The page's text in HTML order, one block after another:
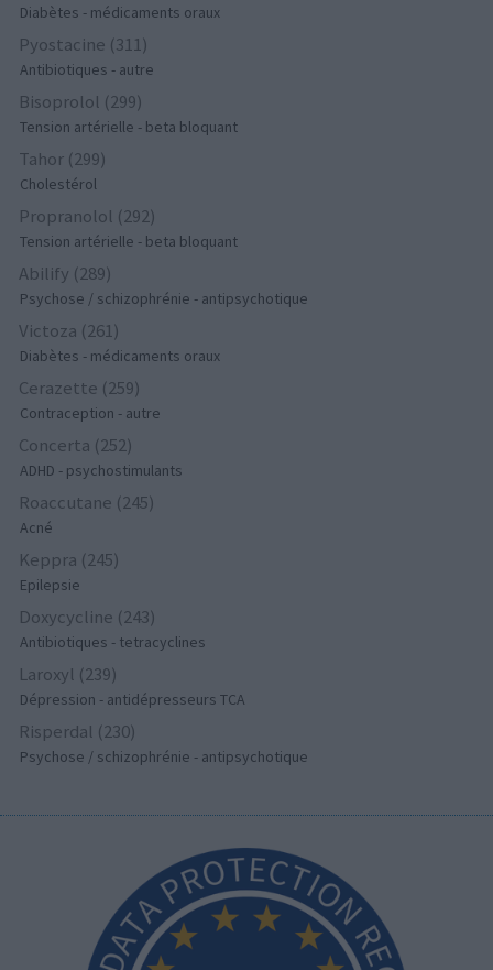
Diabètes - médicaments oraux
Pyostacine (311)
Antibiotiques - autre
Bisoprolol (299)
Tension artérielle - beta bloquant
Tahor (299)
Cholestérol
Propranolol (292)
Tension artérielle - beta bloquant
Abilify (289)
Psychose / schizophrénie - antipsychotique
Victoza (261)
Diabètes - médicaments oraux
Cerazette (259)
Contraception - autre
Concerta (252)
ADHD - psychostimulants
Roaccutane (245)
Acné
Keppra (245)
Epilepsie
Doxycycline (243)
Antibiotiques - tetracyclines
Laroxyl (239)
Dépression - antidépresseurs TCA
Risperdal (230)
Psychose / schizophrénie - antipsychotique